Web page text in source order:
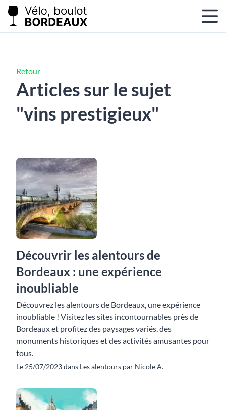
Retour
Articles sur le sujet
"vins prestigieux"
Découvrir les alentours de
Bordeaux : une expérience
inoubliable
Découvrez les alentours de Bordeaux, une expérience
inoubliable ! Visitez les sites incontournables près de
Bordeaux et profitez des paysages variés, des
monuments historiques et des activités amusantes pour
tous.
Le 25/07/2023 dans Les alentours par Nicole A.